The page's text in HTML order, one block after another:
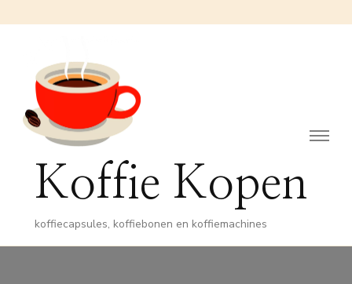
Koffie Kopen
koffiecapsules, koffiebonen en koffiemachines